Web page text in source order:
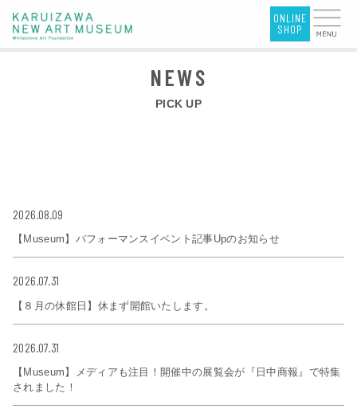
PICK UP
2026.08.09
【Museum】パフォーマンスイベント記事Upのお知らせ
2026.07.31
【８月の休館日】休まず開館いたします。
2026.07.31
【Museum】メディアも注目！開催中の展覧会が『日中商報』で特集
されました！